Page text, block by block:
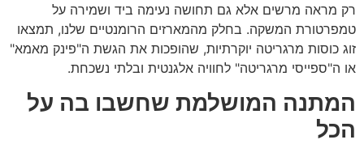
רק מראה מרשים אלא גם תחושה נעימה ביד ושמירה על
טמפרטורת המשקה. בחלק מהמארזים הרומנטיים שלנו, תמצאו
זוג כוסות מרגריטה יוקרתיות, שהופכות את הגשת ה"פינק מאמא"
או ה"ספייסי מרגריטה" לחוויה אלגנטית ובלתי נשכחת.
המתנה המושלמת שחשבו בה על
הכל